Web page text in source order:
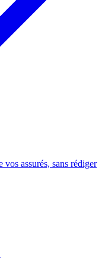
assurés, sans rédiger